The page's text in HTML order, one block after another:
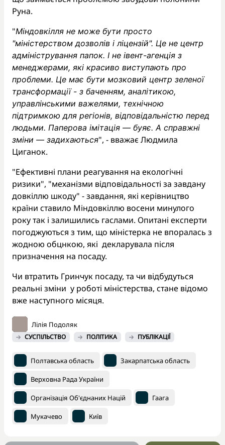
Руна.
"Міндовкілля не може бути просто
"міністерством дозволів і ліцензій". Це не центр
адміністрування папок. І не івент-агенція з
менеджерами, які красиво виступають про
проблеми. Це має бути мозковий центр зеленої
трансформації - з баченням, аналітикою,
управлінськими важелями, технічною
підтримкою для регіонів, відповідальністю перед
людьми. Паперова імітація — буяє. А справжні
зміни — задихаються", - вважає Людмила
Циганок.
"Ефективні плани реагування на екологічні
ризики", "механізми відповідальності за завдану
довкіллю шкоду" - завдання, які керівництво
країни ставило Міндовкіллю восени минулого
року так і залишились гаслами. Опитані експерти
погоджуються з тим, що міністерка не впоралась з
жодною обцнкою, які декларувала після
призначення на посаду.
Чи втратить Гринчук посаду, та чи відбудуться
реальні зміни у роботі міністерства, стане відомо
вже наступного місяця.
Лілія Подоляк
СУСПІЛЬСТВО ПОЛІТИКА ПУБЛІКАЦІЇ
Полтавська область Закарпатська область
Верховна Рада України
Організація Об'єднаних Націй Гаага
Мукачево Київ